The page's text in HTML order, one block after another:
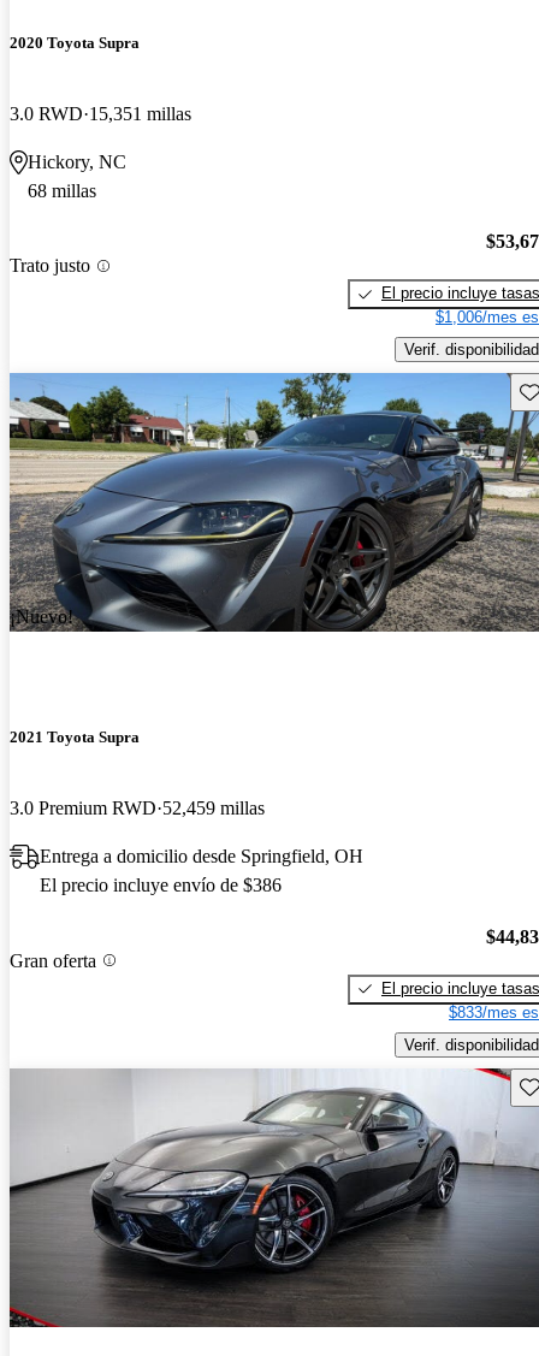
2020 Toyota Supra
3.0 RWD 15,351 millas
Hickory, NC
68 millas
Trato justo
El precio incluye tasas
$1,006/mes
Verif. disponibilidad
¡Nuevo!
2021 Toyota Supra
3.0 Premium RWD 52,459 millas
Entrega a domicilio desde Springfield, OH
El precio incluye envío de $386
Gran oferta
El precio incluye tasas
$833/mes
Verif. disponibilidad